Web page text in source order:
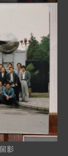
影